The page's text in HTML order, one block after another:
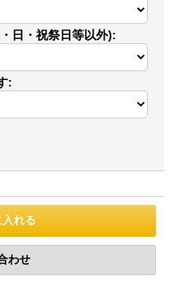
日・祝祭日等以外):
: